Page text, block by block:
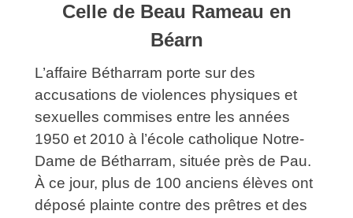
Celle de Beau Rameau en
Béarn
L’affaire Bétharram porte sur des
accusations de violences physiques et
sexuelles commises entre les années
1950 et 2010 à l’école catholique Notre-
Dame de Bétharram, située près de Pau.
À ce jour, plus de 100 anciens élèves ont
déposé plainte contre des prêtres et des